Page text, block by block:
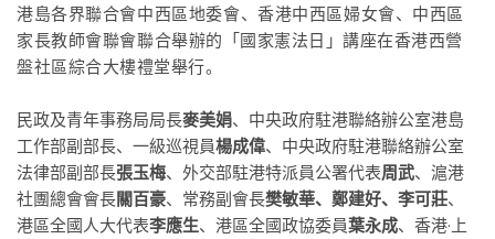
港島各界聯合會中西區地委會、香港中西區婦女會、中西區
家長教師會聯會聯合舉辦的「國家憲法日」講座在香港西營
盤社區綜合大樓禮堂舉行。
民政及青年事務局局長麥美娟、中央政府駐港聯絡辦公室港島
工作部副部長、一級巡視員楊成偉、中央政府駐港聯絡辦公室
法律部副部長張玉梅、外交部駐港特派員公署代表周武、滬港
社團總會會長關百豪、常務副會長樊敏華、鄭建好、李可莊、
港區全國人大代表李應生、港區全國政協委員葉永成、香港·上